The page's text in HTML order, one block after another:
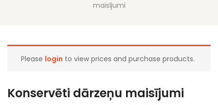
maisījumi
Please login to view prices and purchase products.
Konservēti dārzeņu maisījumi